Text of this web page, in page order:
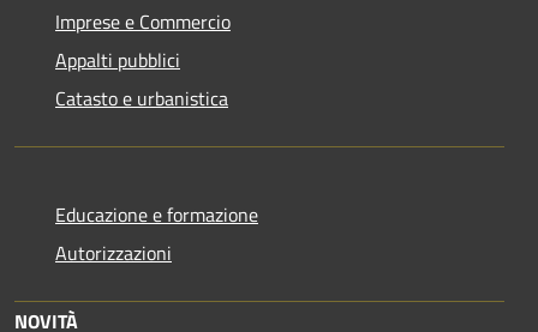
Imprese e Commercio
Appalti pubblici
Catasto e urbanistica
Educazione e formazione
Autorizzazioni
NOVITÀ